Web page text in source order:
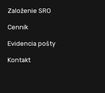
Založenie SRO
Cenník
Evidencia pošty
Kontakt